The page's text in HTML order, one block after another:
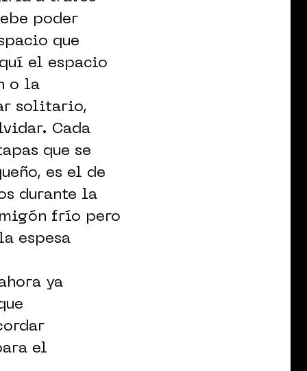
poder
que
el espacio
o la
solitario,
Cada
que se
es el de
durante la
frío pero
espesa
ya
el